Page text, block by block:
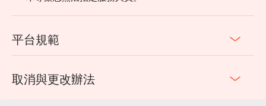
平台規範
取消與更改辦法